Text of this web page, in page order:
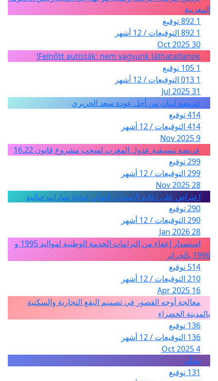
المغربية
1 892 توقيع
1 892 التوقيعات / 12 أشهر
30 Oct 2025
Felnőtt autisták: nem vagyunk láthatatlanok!
1 105 توقيع
1 013 التوقيعات / 12 أشهر
31 Jul 2025
عريضة لبنان من أجل عودة سعد الحريري
414 توقيع
414 التوقيعات / 12 أشهر
9 Nov 2025
عريضة تنسيقية عدول المغرب لسحب مشروع قانون 16.22
299 توقيع
299 التوقيعات / 12 أشهر
28 Nov 2025
اعتراض على اعادة الامتحان النهائي لمادة مهارات حياتية
290 توقيع
290 التوقيعات / 12 أشهر
28 Jan 2026
استصدار إعفاء من إلتزامات الخدمة الوطنية لمواليد 1995 و
1996 بالجزائر
514 توقيع
210 التوقيعات / 12 أشهر
16 Apr 2025
معالجة أوجه القصور في تصميم البقع التجارية والسكنية
بالمدينة الخضراء
136 توقيع
136 التوقيعات / 12 أشهر
4 Oct 2025
تظلّم
131 توقيع